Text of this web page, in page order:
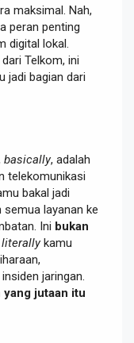
maksimal. Nah,
peran penting
digital lokal.
dari Telkom, ini
jadi bagian dari
basically, adalah
telekomunikasi
bakal jadi
semua layanan ke
Ini bukan
literallykamu
insiden jaringan.
yang jutaan itu